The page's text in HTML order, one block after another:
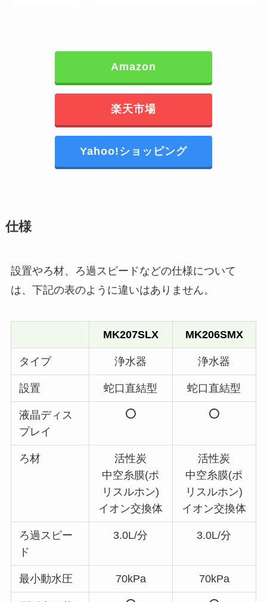
Amazon
楽天市場
Yahoo!ショッピング
仕様
設置やろ材、ろ過スピードなどの仕様について
は、下記の表のように違いはありません。
MK207SLX MK206SMX
タイプ 浄水器 浄水器
設置 蛇口直結型 蛇口直結型
液晶ディス
プレイ
ろ材
活性炭
中空糸膜(ポ
リスルホン)
イオン交換体
活性炭
中空糸膜(ポ
リスルホン)
イオン交換体
ろ過スピー
ド
3.0L/分 3.0L/分
最小動水圧 70kPa 70kPa